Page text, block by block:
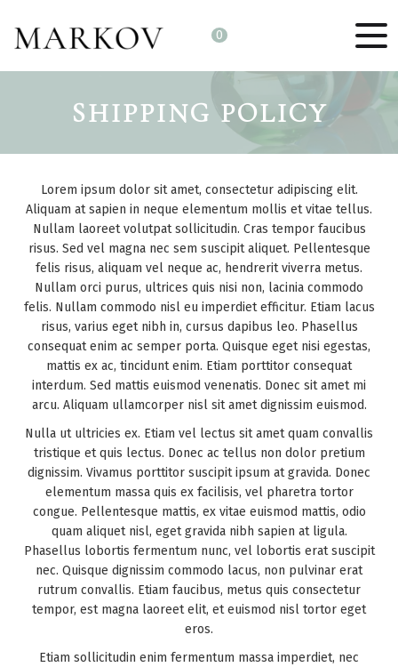
0
SHIPPING POLICY
Lorem ipsum dolor sit amet, consectetur adipiscing elit.
Aliquam at sapien in neque elementum mollis et vitae tellus.
Nullam laoreet volutpat sollicitudin. Cras tempor faucibus
risus. Sed vel magna nec sem suscipit aliquet. Pellentesque
felis risus, aliquam vel neque ac, hendrerit viverra metus.
Nullam orci purus, ultrices quis nisi non, lacinia commodo
felis. Nullam commodo nisl eu imperdiet efficitur. Etiam lacus
risus, varius eget nibh in, cursus dapibus leo. Phasellus
consequat enim ac semper porta. Quisque eget nisi egestas,
mattis ex ac, tincidunt enim. Etiam porttitor consequat
interdum. Sed mattis euismod venenatis. Donec sit amet mi
arcu. Aliquam ullamcorper nisl sit amet dignissim euismod.
Nulla ut ultricies ex. Etiam vel lectus sit amet quam convallis
tristique et quis lectus. Donec ac tellus non dolor pretium
dignissim. Vivamus porttitor suscipit ipsum at gravida. Donec
elementum massa quis ex facilisis, vel pharetra tortor
congue. Pellentesque mattis, ex vitae euismod mattis, odio
quam aliquet nisl, eget gravida nibh sapien at ligula.
Phasellus lobortis fermentum nunc, vel lobortis erat suscipit
nec. Quisque dignissim commodo lacus, non pulvinar erat
rutrum convallis. Etiam faucibus, metus quis consectetur
tempor, est magna laoreet elit, et euismod nisl tortor eget
eros.
Etiam sollicitudin enim fermentum massa imperdiet, nec